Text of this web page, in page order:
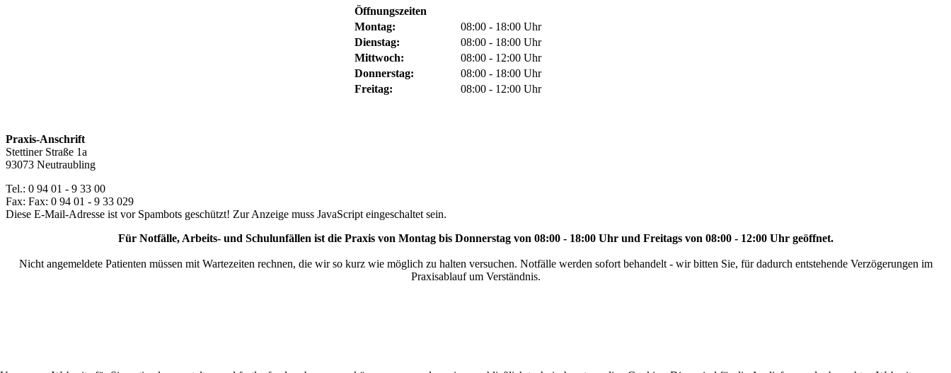
Öffnungszeiten
Montag:
08:00 - 18:00 Uhr
Dienstag:
08:00 - 18:00 Uhr
Mittwoch:
08:00 - 12:00 Uhr
Donnerstag:
08:00 - 18:00 Uhr
Freitag:
08:00 - 12:00 Uhr
Praxis-Anschrift
Stettiner Straße 1a
93073 Neutraubling
Tel.: 0 94 01 - 9 33 00
Fax: Fax: 0 94 01 - 9 33 029
Diese E-Mail-Adresse ist vor Spambots geschützt! Zur Anzeige muss JavaScript eingeschaltet sein.
Für Notfälle, Arbeits- und Schulunfällen ist die Praxis von Montag bis Donnerstag von 08:00 - 18:00 Uhr und Freitags von 08:00 - 12:00 Uhr geöffnet.
Nicht angemeldete Patienten müssen mit Wartezeiten rechnen, die wir so kurz wie möglich zu halten versuchen. Notfälle werden sofort behandelt - wir bitten Sie, für dadurch entstehende Verzögerungen im
Praxisablauf um Verständnis.